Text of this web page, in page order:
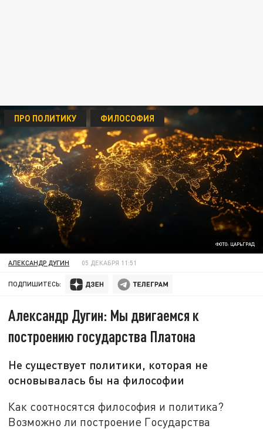
ФОТО: ЦАРЬГРАД
ПРО ПОЛИТИКУ ФИЛОСОФИЯ
АЛЕКСАНДР ДУГИН 05 ДЕКАБРЯ 11:51
ПОДПИШИТЕСЬ:
Александр Дугин: Мы двигаемся к
построению государства Платона
Не существует политики, которая не
основывалась бы на философии
Как соотносятся философия и политика?
Возможно ли построение Государства